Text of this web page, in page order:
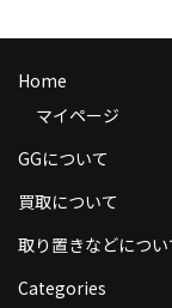
Home
マイページ
GGについて
買取について
取り置きなどについ
Categories